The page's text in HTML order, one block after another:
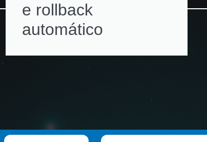
e rollback
automático